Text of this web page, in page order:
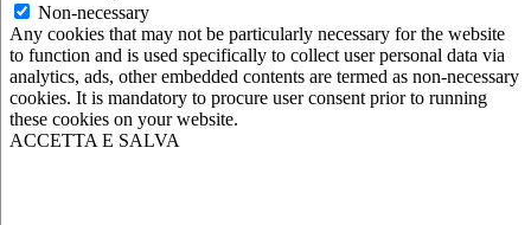
Non-necessary
Any cookies that may not be particularly necessary for the website
to function and is used specifically to collect user personal data via
analytics, ads, other embedded contents are termed as non-necessary
cookies. It is mandatory to procure user consent prior to running
these cookies on your website.
ACCETTA E SALVA